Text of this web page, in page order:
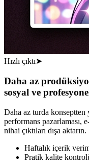
Hızlı çıktı➤
Daha az
sosyal ve
Daha az turda konseptten
performans pazarlaması,
nihai çıktıları dışa aktarın.
Haftalık içerik
Pratik kalite